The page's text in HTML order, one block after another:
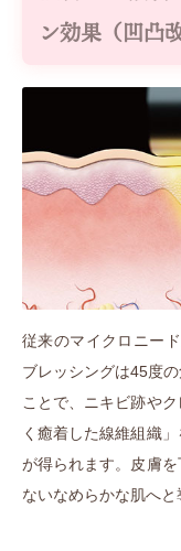
ン効果（凹凸
従来のマイクロニー
ブレッシングは45度
ことで、ニキビ跡や
く癒着した線維組織
が得られます。皮膚
ないなめらかな肌へと